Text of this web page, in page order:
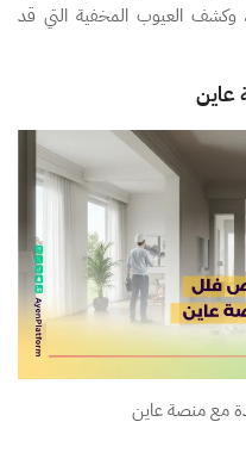
وكشف العيوب المخفية التي قد
مع منصة عاين